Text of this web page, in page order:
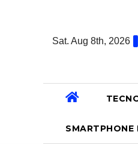
Sat. Aug 8th, 2026
SMARTPHONE